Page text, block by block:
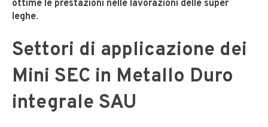
ottime le prestazioni nelle lavorazioni delle super
leghe.
Settori di applicazione dei
Mini SEC in Metallo Duro
integrale SAU